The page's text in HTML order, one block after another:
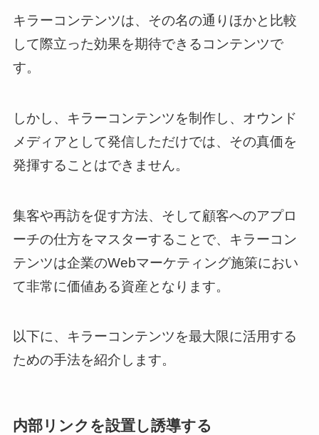
キラーコンテンツは、その名の通りほかと比較
して際立った効果を期待できるコンテンツで
す。
しかし、キラーコンテンツを制作し、オウンド
メディアとして発信しただけでは、その真価を
発揮することはできません。
集客や再訪を促す方法、そして顧客へのアプロ
ーチの仕方をマスターすることで、キラーコン
テンツは企業のWebマーケティング施策におい
て非常に価値ある資産となります。
以下に、キラーコンテンツを最大限に活用する
ための手法を紹介します。
内部リンクを設置し誘導する